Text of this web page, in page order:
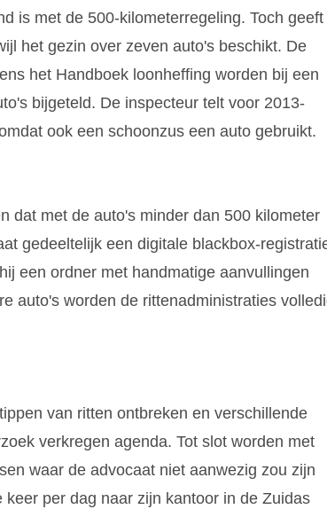
is met de 500-kilometerregeling. Toch geeft
het gezin over zeven auto's beschikt. De
het Handboek loonheffing worden bij een
bijgeteld. De inspecteur telt voor 2013-
ook een schoonzus een auto gebruikt.
dat met de auto's minder dan 500 kilometer
gedeeltelijk een digitale blackbox-
een ordner met handmatige aanvullingen
auto's worden de rittenadministraties
van ritten ontbreken en verschillende
verkregen agenda. Tot slot worden met
waar de advocaat niet aanwezig zou zijn
per dag naar zijn kantoor in de Zuidas